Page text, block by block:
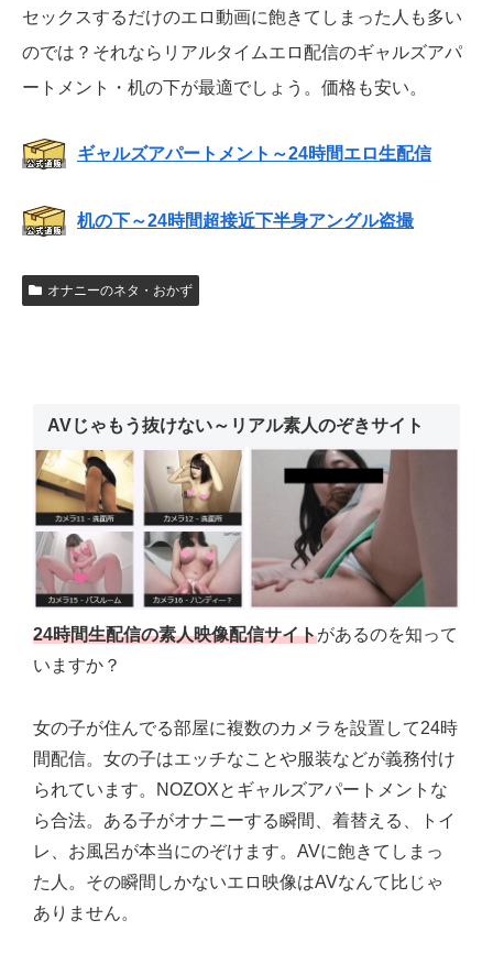
セックスするだけのエロ動画に飽きてしまった人も多い
のでは？それならリアルタイムエロ配信のギャルズアパ
ートメント・机の下が最適でしょう。価格も安い。
ギャルズアパートメント～24時間エロ生配信
机の下～24時間超接近下半身アングル盗撮
オナニーのネタ・おかず
AVじゃもう抜けない～リアル素人のぞきサイト
24時間生配信の素人映像配信サイトがあるのを知って
いますか？
女の子が住んでる部屋に複数のカメラを設置して24時
間配信。女の子はエッチなことや服装などが義務付け
られています。NOZOXとギャルズアパートメントな
ら合法。ある子がオナニーする瞬間、着替える、トイ
レ、お風呂が本当にのぞけます。AVに飽きてしまっ
た人。その瞬間しかないエロ映像はAVなんて比じゃ
ありません。